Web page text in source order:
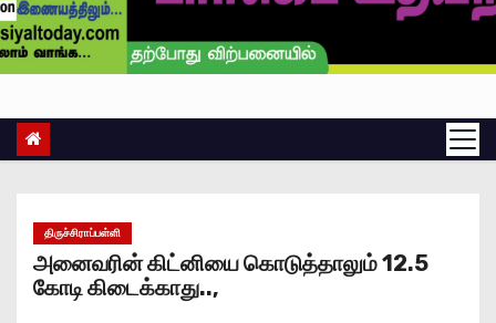
திருச்சிராப்பள்ளி
அனைவரின் கிட்னியை கொடுத்தாலும் 12.5
கோடி கிடைக்காது..,